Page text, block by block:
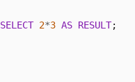
SELECT 2*3 AS RESULT;